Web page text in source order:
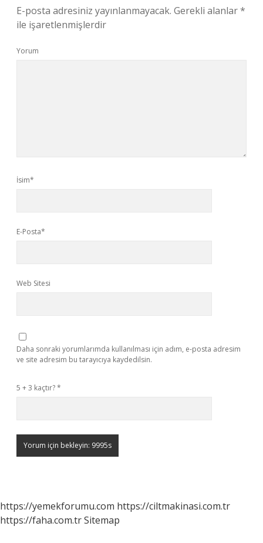
E-posta adresiniz yayınlanmayacak. Gerekli alanlar*
ile işaretlenmişlerdir
Yorum
İsim*
E-Posta*
Web Sitesi
Daha sonraki yorumlarımda kullanılması için adım, e-posta adresim
ve site adresim bu tarayıcıya kaydedilsin.
5 + 3 kaçtır?*
https://yemekforumu.com https://ciltmakinasi.com.tr
https://faha.com.trSitemap